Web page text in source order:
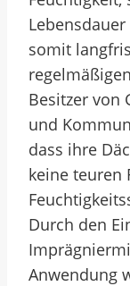
somit
Besitzer von
und
dass ihre
keine teuren
Durch den
Anwendung